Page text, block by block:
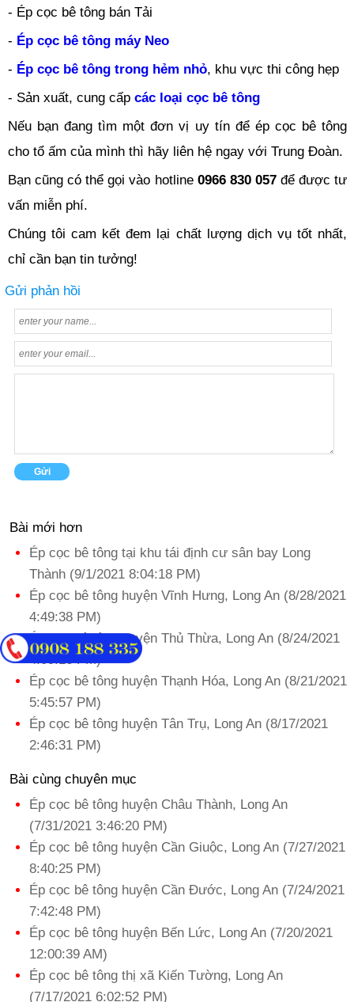
- Ép cọc bê tông bán Tải
- Ép cọc bê tông máy Neo
- Ép cọc bê tông trong hẻm nhỏ, khu vực thi công hẹp
- Sản xuất, cung cấp các loại cọc bê tông
Nếu bạn đang tìm một đơn vị uy tín để ép cọc bê tông
cho tổ ấm của mình thì hãy liên hệ ngay với Trung Đoàn.
Bạn cũng có thể gọi vào hotline 0966 830 057để được tư
vấn miễn phí.
Chúng tôi cam kết đem lại chất lượng dịch vụ tốt nhất,
chỉ cần bạn tin tưởng!
Gửi phản hồi
Bài mới hơn
Ép cọc bê tông tại khu tái định cư sân bay Long
Thành (9/1/2021 8:04:18 PM)
Ép cọc bê tông huyện Vĩnh Hưng, Long An (8/28/2021
4:49:38 PM)
Ép cọc bê tông huyện Thủ Thừa, Long An (8/24/2021
4:09:16 PM)
Ép cọc bê tông huyện Thạnh Hóa, Long An (8/21/2021
5:45:57 PM)
Ép cọc bê tông huyện Tân Trụ, Long An (8/17/2021
2:46:31 PM)
Bài cùng chuyên mục
Ép cọc bê tông huyện Châu Thành, Long An
(7/31/2021 3:46:20 PM)
Ép cọc bê tông huyện Cần Giuộc, Long An (7/27/2021
8:40:25 PM)
Ép cọc bê tông huyện Cần Đước, Long An (7/24/2021
7:42:48 PM)
Ép cọc bê tông huyện Bến Lức, Long An (7/20/2021
12:00:39 AM)
Ép cọc bê tông thị xã Kiến Tường, Long An
(7/17/2021 6:02:52 PM)